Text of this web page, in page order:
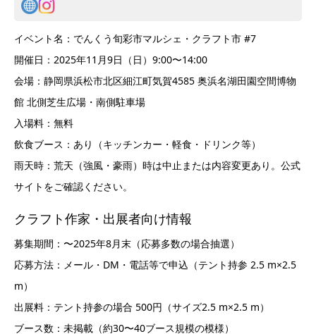
イベント名：でんくう旬彩市マルシェ・クラフト市 #7
開催日：2025年11月9日（日）9:00〜14:00
会場：静岡県浜松市北区細江町気賀4585 奥浜名湖田園空間博物
館 北側芝生広場・南側駐車場
入場料：無料
飲食ブース：あり（キッチンカー・軽食・ドリンク等）
雨天時：荒天（強風・豪雨）時は中止または内容変更あり。公式
サイトをご確認ください。
クラフト作家・出展者向け情報
募集期間：〜2025年8月末（応募多数の場合抽選）
応募方法：メール・DM・電話等で申込（テント持参 2.5 m×2.5
m）
出展料：テント持参の場合 500円（サイズ2.5 m×2.5 m）
ブース数：未掲載（約30〜40ブース規模の模様）